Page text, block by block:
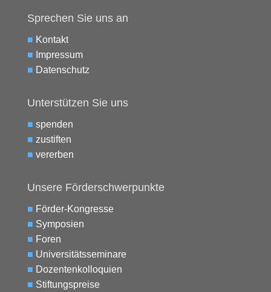
Sprechen Sie uns an
■ Kontakt
■ Impressum
■ Datenschutz
Unterstützen Sie uns
■ spenden
■ zustiften
■ vererben
Unsere Förderschwerpunkte
■ Förder-Kongresse
■ Symposien
■ Foren
■ Universitätsseminare
■ Dozentenkolloquien
■ Stiftungspreise